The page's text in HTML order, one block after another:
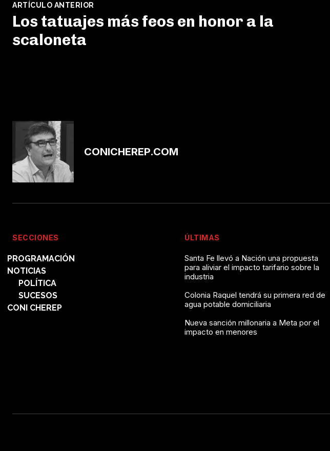
ARTÍCULO ANTERIOR
Los tatuajes más feos en honor a la
scaloneta
CONICHEREP.COM
SECCIONES
PROGRAMACIÓN
NOTICIAS
POLÍTICA
SUCESOS
CONI CHEREP
ÚLTIMAS
Santa Fe llevó a Nación una propuesta
para aliviar el impacto tarifario sobre la
industria
Colonia Raquel tendrá su primera red de
agua potable domiciliaria
Nueva sanción millonaria a Meta por el
impacto en menores